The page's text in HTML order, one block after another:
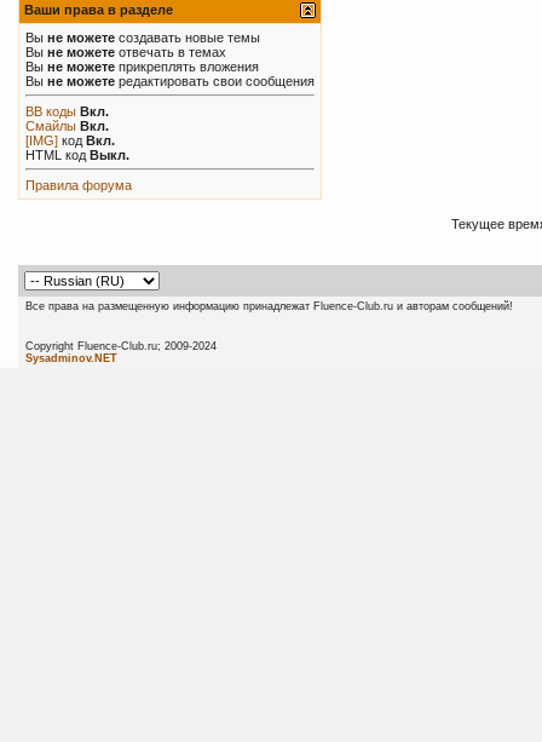
Ваши права в разделе
Вы не можете создавать новые темы
Вы не можете отвечать в темах
Вы не можете прикреплять вложения
Вы не можете редактировать свои сообщения
BB коды Вкл.
Смайлы Вкл.
[IMG] код Вкл.
HTML код Выкл.
Правила форума
Текущее
Все права на размещенную информацию принадлежат Fluence-Club.ru и авторам сообщений!
Copyright Fluence-Club.ru;
Sysadminov.NET